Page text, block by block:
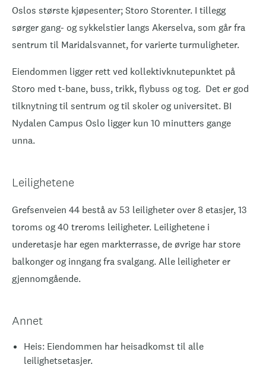
Oslos største kjøpesenter; Storo Storenter. I tillegg
sørger gang- og sykkelstier langs Akerselva, som går fra
sentrum til Maridalsvannet, for varierte turmuligheter.
Eiendommen ligger rett ved kollektivknutepunktet på
Storo med t-bane, buss, trikk, flybuss og tog. Det er god
tilknytning til sentrum og til skoler og universitet. BI
Nydalen Campus Oslo ligger kun 10 minutters gange
unna.
Leilighetene
Grefsenveien 44 bestå av 53 leiligheter over 8 etasjer, 13
toroms og 40 treroms leiligheter. Leilighetene i
underetasje har egen markterrasse, de øvrige har store
balkonger og inngang fra svalgang. Alle leiligheter er
gjennomgående.
Annet
Heis: Eiendommen har heisadkomst til alle
leilighetsetasjer.